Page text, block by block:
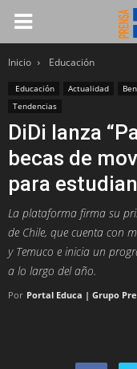
Inicio Educación
Educación Actualidad
Tendencias
DiDi lanza
becas de
para
La plataforma firma su
de Chile, que cuenta con
y Temuco e inicia un
a lo largo del año.
Por Portal Educa | Grupo